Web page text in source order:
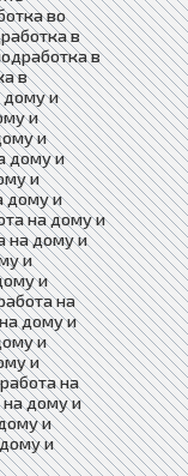
во
в
в
в
дому и
и
и
дому и
и
дому и
на дому и
на дому и
и
и
на
дому и
и
и
на
на дому и
и
и